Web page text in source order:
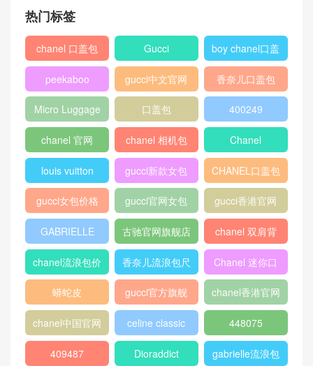
热门标签
chanel 口盖包 Gucci
boy chanel口盖
包
peekaboo gucci中文官网
香奈儿口盖包
2018
Micro Luggage 口盖包 400249
chanel 官网 chanel 相机包 Chanel
louis vuitton gucci新款女包 CHANEL口盖包
gucci女包价格 gucci官网女包 gucci香港官网
GABRIELLE 古驰官网旗舰店
chanel 双肩背
包
chanel流浪包价
格
香奈儿流浪包尺
寸
Chanel 迷你口
盖包
蟒蛇皮
gucci官方旗舰
店
chanel香港官网
chanel中国官网
celine classic
448075